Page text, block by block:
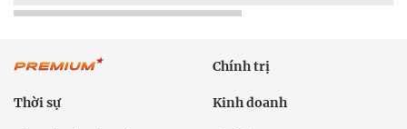
Chính trị
Thời sự Kinh doanh